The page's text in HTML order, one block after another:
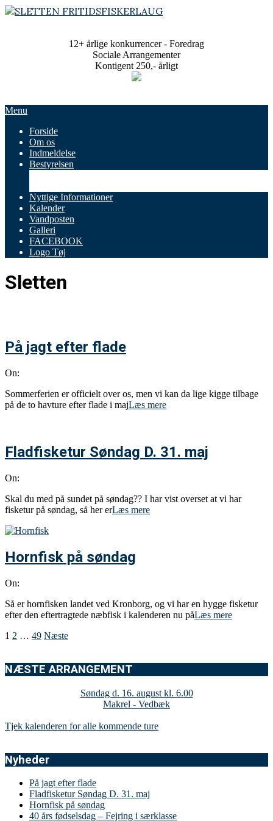
Skip
12+ årlige konkurrencer - Foredrag
Sociale Arrangementer
Kontigent 250,- årligt
Primary
Menu
Menu
Forside
Om os
Indmeldelse
Bestyrelsen
Nyttige Informationer
Kalender
Vandposten
Galleri
FACEBOOK
Logo Tøj
Sletten
På jagt efter flade
On:
Sommerferien er officielt over os, men vi kan da lige kigge tilbage
på de to havture efter flade i majLæs mere
Fladfisketur Søndag D. 31. maj
On:
Skal du med på sundet på søndag?? I har vist overset at vi har
fisketur på søndag, så her erLæs mere
Hornfisk på søndag
On:
Så er hornfisken landet ved Kronborg, og vi har en hygge fisketur
efter den eftertragtede næbfisk i kalenderen nu påLæs mere
Indlægsinddeling
1 2 … 49 Næste
NÆSTE ARRANGEMENT
Søndag d. 16. august kl. 6.00
Makrel - Vedbæk
Tjek kalenderen for alle kommende ture
Nyheder
På jagt efter flade
Fladfisketur Søndag D. 31. maj
Hornfisk på søndag
40 års fødselsdag – Fejring i særklasse